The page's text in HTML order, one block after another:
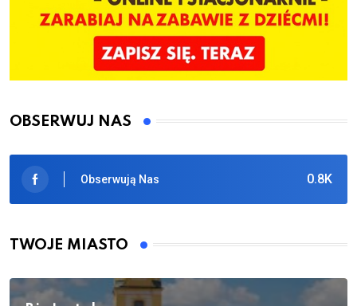
OBSERWUJ NAS
0.8K
Obserwują Nas
TWOJE MIASTO